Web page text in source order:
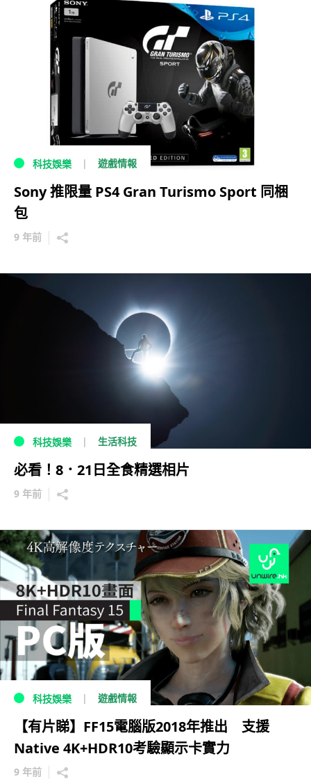
科技娛樂 遊戲情報
Sony 推限量 PS4 Gran Turismo Sport 同梱
包
9 年前
科技娛樂 生活科技
必看！8．21日全食精選相片
9 年前
科技娛樂 遊戲情報
【有片睇】FF15電腦版2018年推出 支援
Native 4K+HDR10考驗顯示卡實力
9 年前